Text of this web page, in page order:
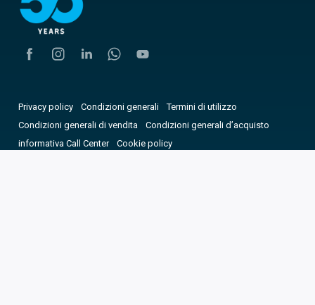
Privacy policy Condizioni generali
Termini di utilizzo
Condizioni generali di vendita
Condizioni generali d’acquisto
informativa Call Center
Cookie policy